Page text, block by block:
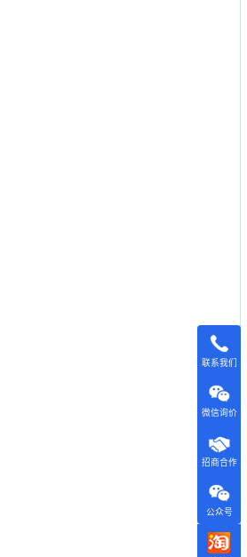
联系我们
微信询价
招商合作
公众号